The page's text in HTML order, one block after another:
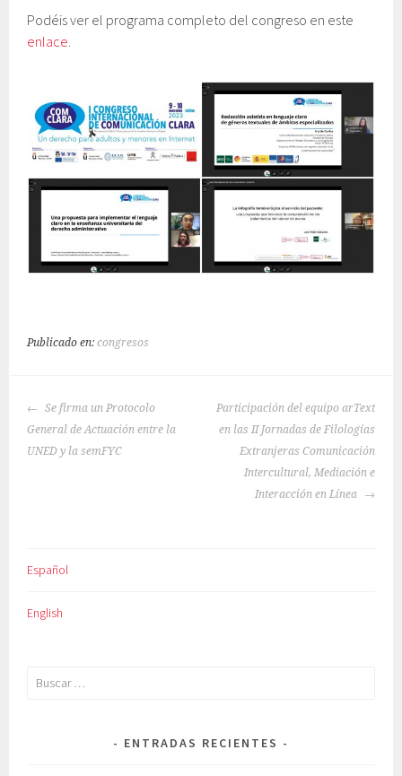
Podéis ver el programa completo del congreso en este
enlace.
Publicado en:congresos
NAVEGACIÓN
DE
ENTRADAS
Se firma un Protocolo
General de Actuación entre la
UNED y la semFYC
Participación del equipo arText
en las II Jornadas de Filologías
Extranjeras Comunicación
Intercultural, Mediación e
Interacción en Línea
Español
English
Buscar:
ENTRADAS RECIENTES